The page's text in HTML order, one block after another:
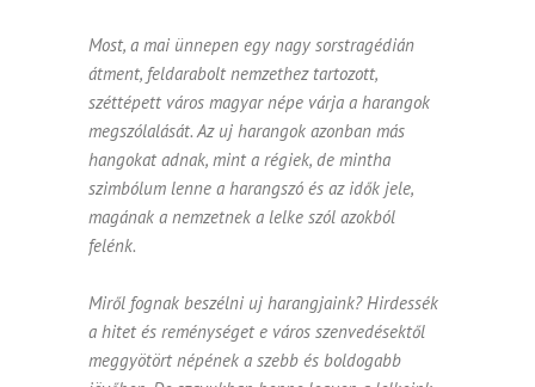
Most, a mai ünnepen egy nagy sorstragédián
átment, feldarabolt nemzethez tartozott,
széttépett város magyar népe várja a harangok
megszólalását. Az uj harangok azonban más
hangokat adnak, mint a régiek, de mintha
szimbólum lenne a harangszó és az idők jele,
magának a nemzetnek a lelke szól azokból
felénk.
Miről fognak beszélni uj harangjaink? Hirdessék
a hitet és reménységet e város szenvedésektől
meggyötört népének a szebb és boldogabb